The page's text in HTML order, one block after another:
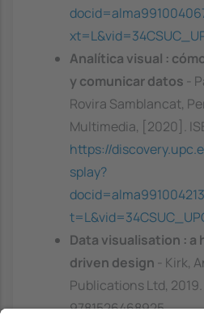
Analítica visual :
y comunicar datos
-
Rovira Samblancat,
Multimedia, [2020].
https://
splay?
Data visualisation : a
driven design
- Kirk,
Publications Ltd, 2019.
9781526468925